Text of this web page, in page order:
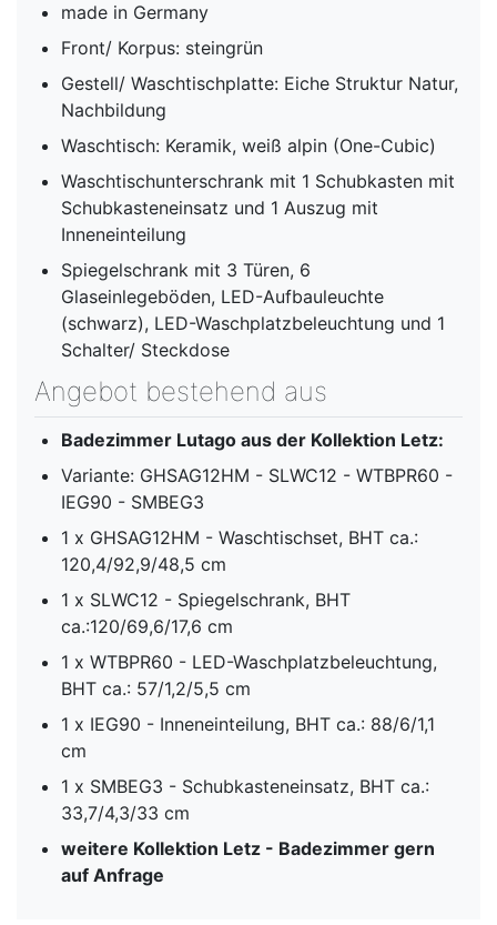
made in Germany
Front/ Korpus: steingrün
Gestell/ Waschtischplatte: Eiche Struktur Natur,
Nachbildung
Waschtisch: Keramik, weiß alpin (One-Cubic)
Waschtischunterschrank mit 1 Schubkasten mit
Schubkasteneinsatz und 1 Auszug mit
Inneneinteilung
Spiegelschrank mit 3 Türen, 6
Glaseinlegeböden, LED-Aufbauleuchte
(schwarz), LED-Waschplatzbeleuchtung und 1
Schalter/ Steckdose
Angebot bestehend aus
Badezimmer Lutago aus der Kollektion Letz:
Variante: GHSAG12HM - SLWC12 - WTBPR60 -
IEG90 - SMBEG3
1 x GHSAG12HM - Waschtischset, BHT ca.:
120,4/92,9/48,5 cm
1 x SLWC12 - Spiegelschrank, BHT
ca.:120/69,6/17,6 cm
1 x WTBPR60 - LED-Waschplatzbeleuchtung,
BHT ca.: 57/1,2/5,5 cm
1 x IEG90 - Inneneinteilung, BHT ca.: 88/6/1,1
cm
1 x SMBEG3 - Schubkasteneinsatz, BHT ca.:
33,7/4,3/33 cm
weitere Kollektion Letz - Badezimmer gern
auf Anfrage